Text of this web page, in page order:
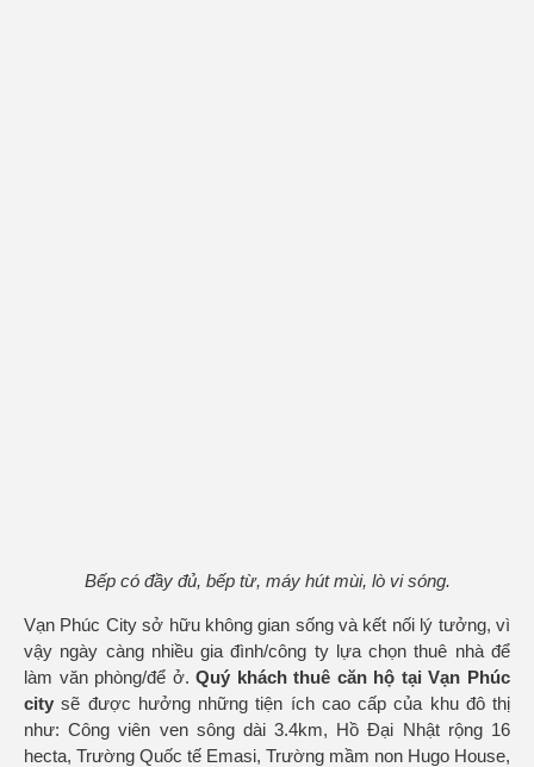
Bếp có đầy đủ, bếp từ, máy hút mùi, lò vi sóng.
Vạn Phúc City sở hữu không gian sống và kết nối lý tưởng, vì
vậy ngày càng nhiều gia đình/công ty lựa chọn thuê nhà để
làm văn phòng/để ở.Quý khách thuê căn hộ tại Vạn Phúc
city sẽ được hưởng những tiện ích cao cấp của khu đô thị
như: Công viên ven sông dài 3.4km, Hồ Đại Nhật rộng 16
hecta, Trường Quốc tế Emasi, Trường mầm non Hugo House,